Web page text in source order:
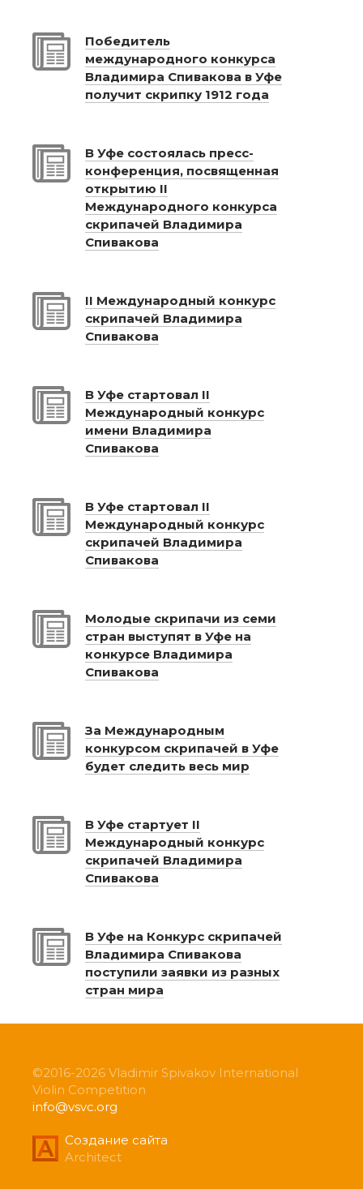
Победитель
международного конкурса
Владимира Спивакова в Уфе
получит скрипку 1912 года
В Уфе состоялась пресс-
конференция, посвященная
открытию II
Международного конкурса
скрипачей Владимира
Спивакова
II Международный конкурс
скрипачей Владимира
Спивакова
В Уфе стартовал II
Международный конкурс
имени Владимира
Спивакова
В Уфе стартовал II
Международный конкурс
скрипачей Владимира
Спивакова
Молодые скрипачи из семи
стран выступят в Уфе на
конкурсе Владимира
Спивакова
За Международным
конкурсом скрипачей в Уфе
будет следить весь мир
В Уфе стартует II
Международный конкурс
скрипачей Владимира
Спивакова
В Уфе на Конкурс скрипачей
Владимира Спивакова
поступили заявки из разных
стран мира
©2016-2026 Vladimir Spivakov International
Violin Competition
info@vsvc.org
Создание сайта
Architect